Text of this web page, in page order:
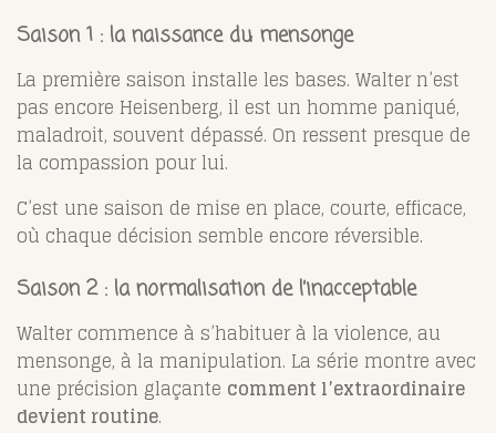
Saison 1 : la naissance du mensonge
La première saison installe les bases. Walter n’est
pas encore Heisenberg, il est un homme paniqué,
maladroit, souvent dépassé. On ressent presque de
la compassion pour lui.
C’est une saison de mise en place, courte, efficace,
où chaque décision semble encore réversible.
Saison 2 : la normalisation de l’inacceptable
Walter commence à s’habituer à la violence, au
mensonge, à la manipulation. La série montre avec
une précision glaçante comment l’extraordinaire
devient routine.